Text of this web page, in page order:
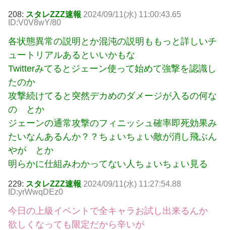
208: スタレZZZ速報 2024/09/11(水) 11:00:43.65
ID:V0V8wY/80
各状態異常の説明とか混沌の説明ももっと詳しいチ
ュートリアルあるといいかもな
Twitterみてるとジェーン使って始めて強撃を認識し
たのか
攻撃続けてると突然デカめのダメージが入るの何な
の とか
ジェーンの通常攻撃のフィニッシュ確率即死効果み
たいなんあるんか？？ちょいちょい敵が消し飛ぶん
やが とか
明らかに仕組みわかってない人ちょいちょい見る
229: スタレZZZ速報 2024/09/11(水) 11:27:54.88
ID:yrWwqDEz0
今日の上級イベントで全キャラお試し出来るんか
欲しくなっても限定だから辛いが